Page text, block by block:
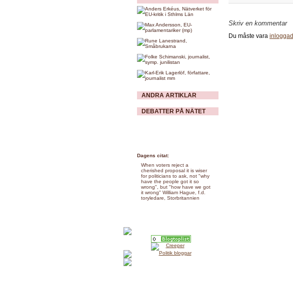
ANDRA ARTIKLAR
DEBATTER PÅ NÄTET
Dagens citat:
When voters reject a
cherished proposal it is wiser
for politicians to ask, not "why
have the people got it so
wrong", but "how have we got
it wrong" William Hague, f.d.
toryledare, Storbritannien
Skriv en kommentar
Du måste vara inloggad